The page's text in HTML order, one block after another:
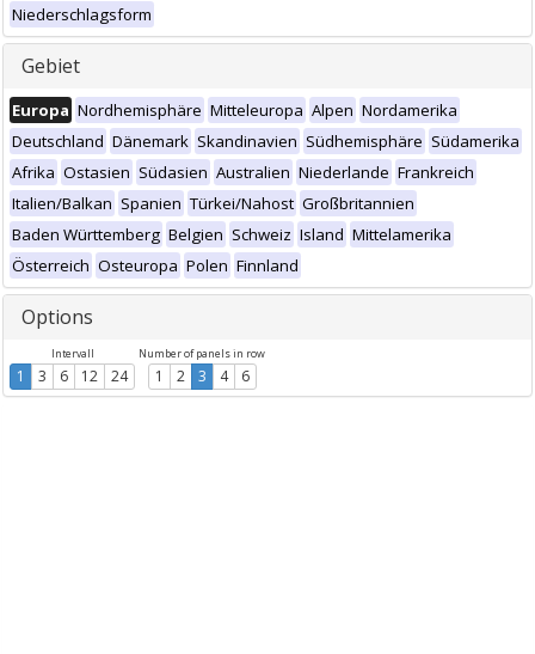
Niederschlagsform
Gebiet
Europa Nordhemisphäre Mitteleuropa Alpen Nordamerika
Deutschland Dänemark Skandinavien Südhemisphäre Südamerika
Afrika Ostasien Südasien Australien Niederlande Frankreich
Italien/Balkan Spanien Türkei/Nahost Großbritannien
Baden Württemberg Belgien Schweiz Island Mittelamerika
Österreich Osteuropa Polen Finnland
Options
Intervall
1 3 6 12 24
Number of panels in row
1 2 3 4 6